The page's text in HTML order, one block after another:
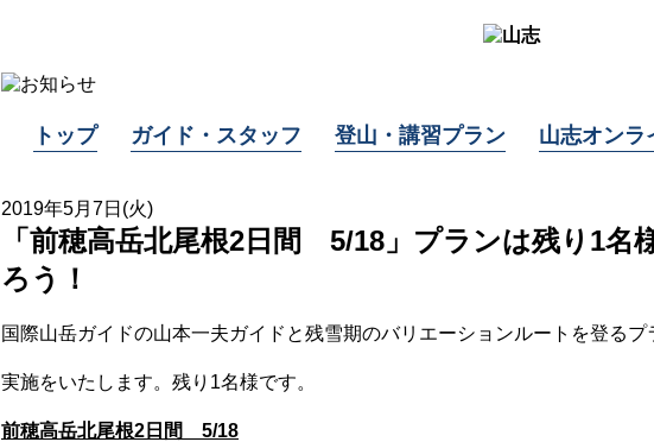
トップ ガイド・スタッフ 登山・講習プラン 山志オンラ
2019年5月7日(火)
「前穂高岳北尾根2日間 5/18」プランは残り1名
ろう！
国際山岳ガイドの山本一夫ガイドと残雪期のバリエーションルートを登るプ
実施をいたします。残り1名様です。
前穂高岳北尾根2日間 5/18